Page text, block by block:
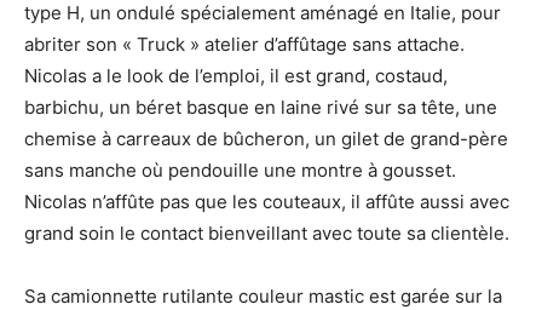
type H, un ondulé spécialement aménagé en Italie, pour
abriter son « Truck » atelier d’affûtage sans attache.
Nicolas a le look de l’emploi, il est grand, costaud,
barbichu, un béret basque en laine rivé sur sa tête, une
chemise à carreaux de bûcheron, un gilet de grand-père
sans manche où pendouille une montre à gousset.
Nicolas n’affûte pas que les couteaux, il affûte aussi avec
grand soin le contact bienveillant avec toute sa clientèle.
Sa camionnette rutilante couleur mastic est garée sur la